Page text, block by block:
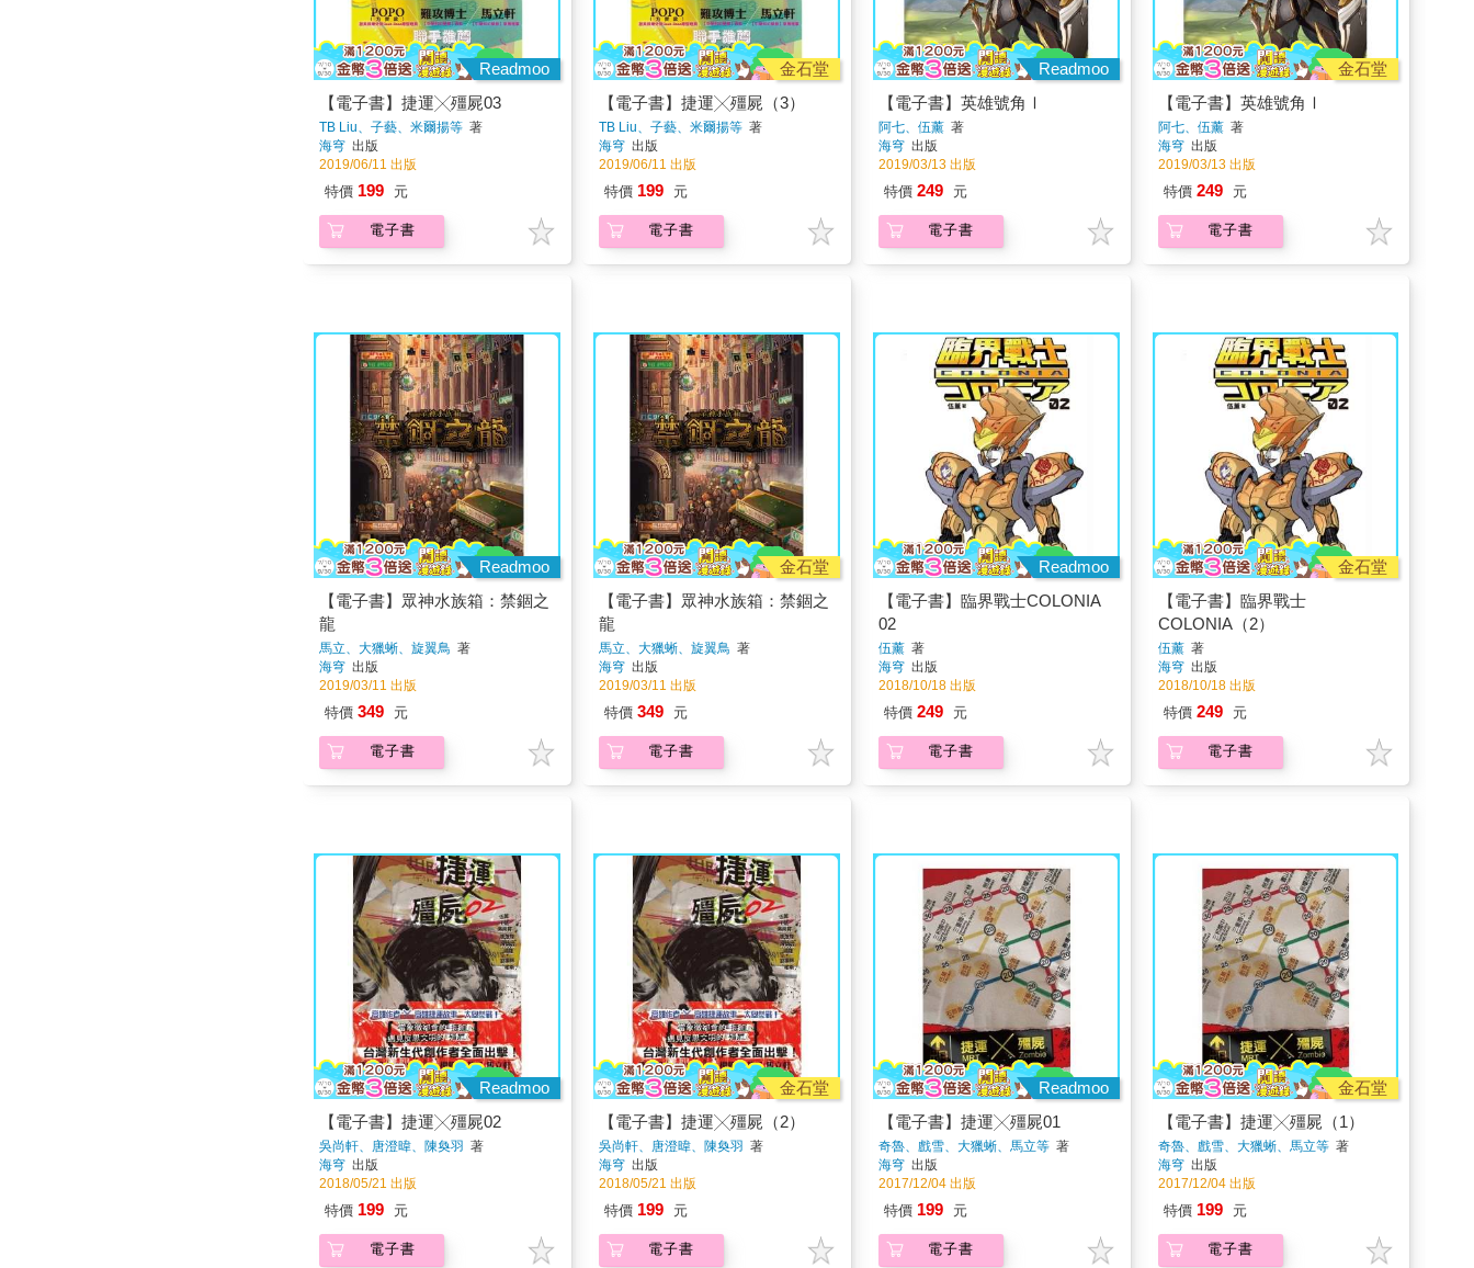
Readmoo
【電子書】捷運╳殭屍03
TB Liu、子藝、米爾揚等 著
海穹 出版
2019/06/11 出版
特價 199 元
電子書
金石堂
【電子書】捷運╳殭屍（3）
TB Liu、子藝、米爾揚等著
海穹 出版
2019/06/11 出版
特價 199 元
電子書
Readmoo
【電子書】英雄號角Ⅰ
阿七、伍薰著
海穹 出版
2019/03/13 出版
特價 249 元
電子書
金石堂
【電子書】英雄號角Ⅰ
阿七、伍薰著
海穹 出版
2019/03/13 出版
特價 249 元
電子書
Readmoo
【電子書】眾神水族箱：禁錮之
龍
馬立、大獵蜥、旋翼鳥 著
海穹 出版
2019/03/11 出版
特價 349 元
電子書
金石堂
【電子書】眾神水族箱：禁錮之
龍
馬立、大獵蜥、旋翼鳥 著
海穹 出版
2019/03/11 出版
特價 349 元
電子書
Readmoo
【電子書】臨界戰士COLONIA
02
伍薰著
海穹 出版
2018/10/18 出版
特價 249 元
電子書
金石堂
【電子書】臨界戰士
COLONIA（2）
伍薰著
海穹 出版
2018/10/18 出版
特價 249 元
電子書
Readmoo
【電子書】捷運╳殭屍02
吳尚軒、唐澄暐、陳奐羽 著
海穹 出版
2018/05/21 出版
特價 199 元
電子書
金石堂
【電子書】捷運╳殭屍（2）
吳尚軒、唐澄暐、陳奐羽 著
海穹 出版
2018/05/21 出版
特價 199 元
電子書
Readmoo
【電子書】捷運╳殭屍01
奇魯、戲雪、大獵蜥、馬立等著
海穹 出版
2017/12/04 出版
特價 199 元
電子書
金石堂
【電子書】捷運╳殭屍（1）
奇魯、戲雪、大獵蜥、馬立等著
海穹 出版
2017/12/04 出版
特價 199 元
電子書